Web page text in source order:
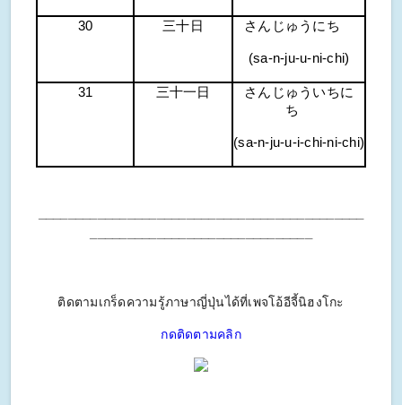
30 三十日 さんじゅうにち
(sa-n-ju-u-ni-chi)
31 三十一日
さんじゅういちに
ち
(sa-n-ju-u-i-chi-ni-chi)
ติดตามเกร็ดความรู้ภาษาญี่ปุ่นได้ที่เพจโอ้อีจี้นิฮงโกะ
กดติดตามคลิก